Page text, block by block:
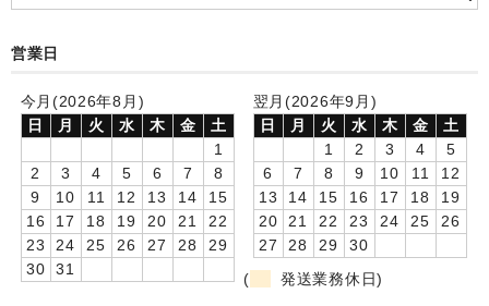
お絵かきギャラリープラス(絵＋個別)
メロディ時計(個別)
制服メモリー
お絵かきギャラリー
営業日
今月(2026年8月)
日
月 火 水 木 金
土
1
2
3 4 5 6 7
8
9
10 11 12 13 14
15
16
17 18 19 20 21
22
23
24 25 26 27 28
29
30
31
翌月(2026年9月)
日
月 火 水 木 金
土
1
2 3 4
5
6
7 8 9 10 11
12
13
14 15 16 17 18
19
20
21 22 23 24 25
26
27
28 29
30
(
発送業務休日)